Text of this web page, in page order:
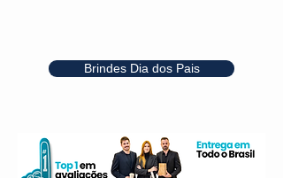
Brindes Dia dos Pais